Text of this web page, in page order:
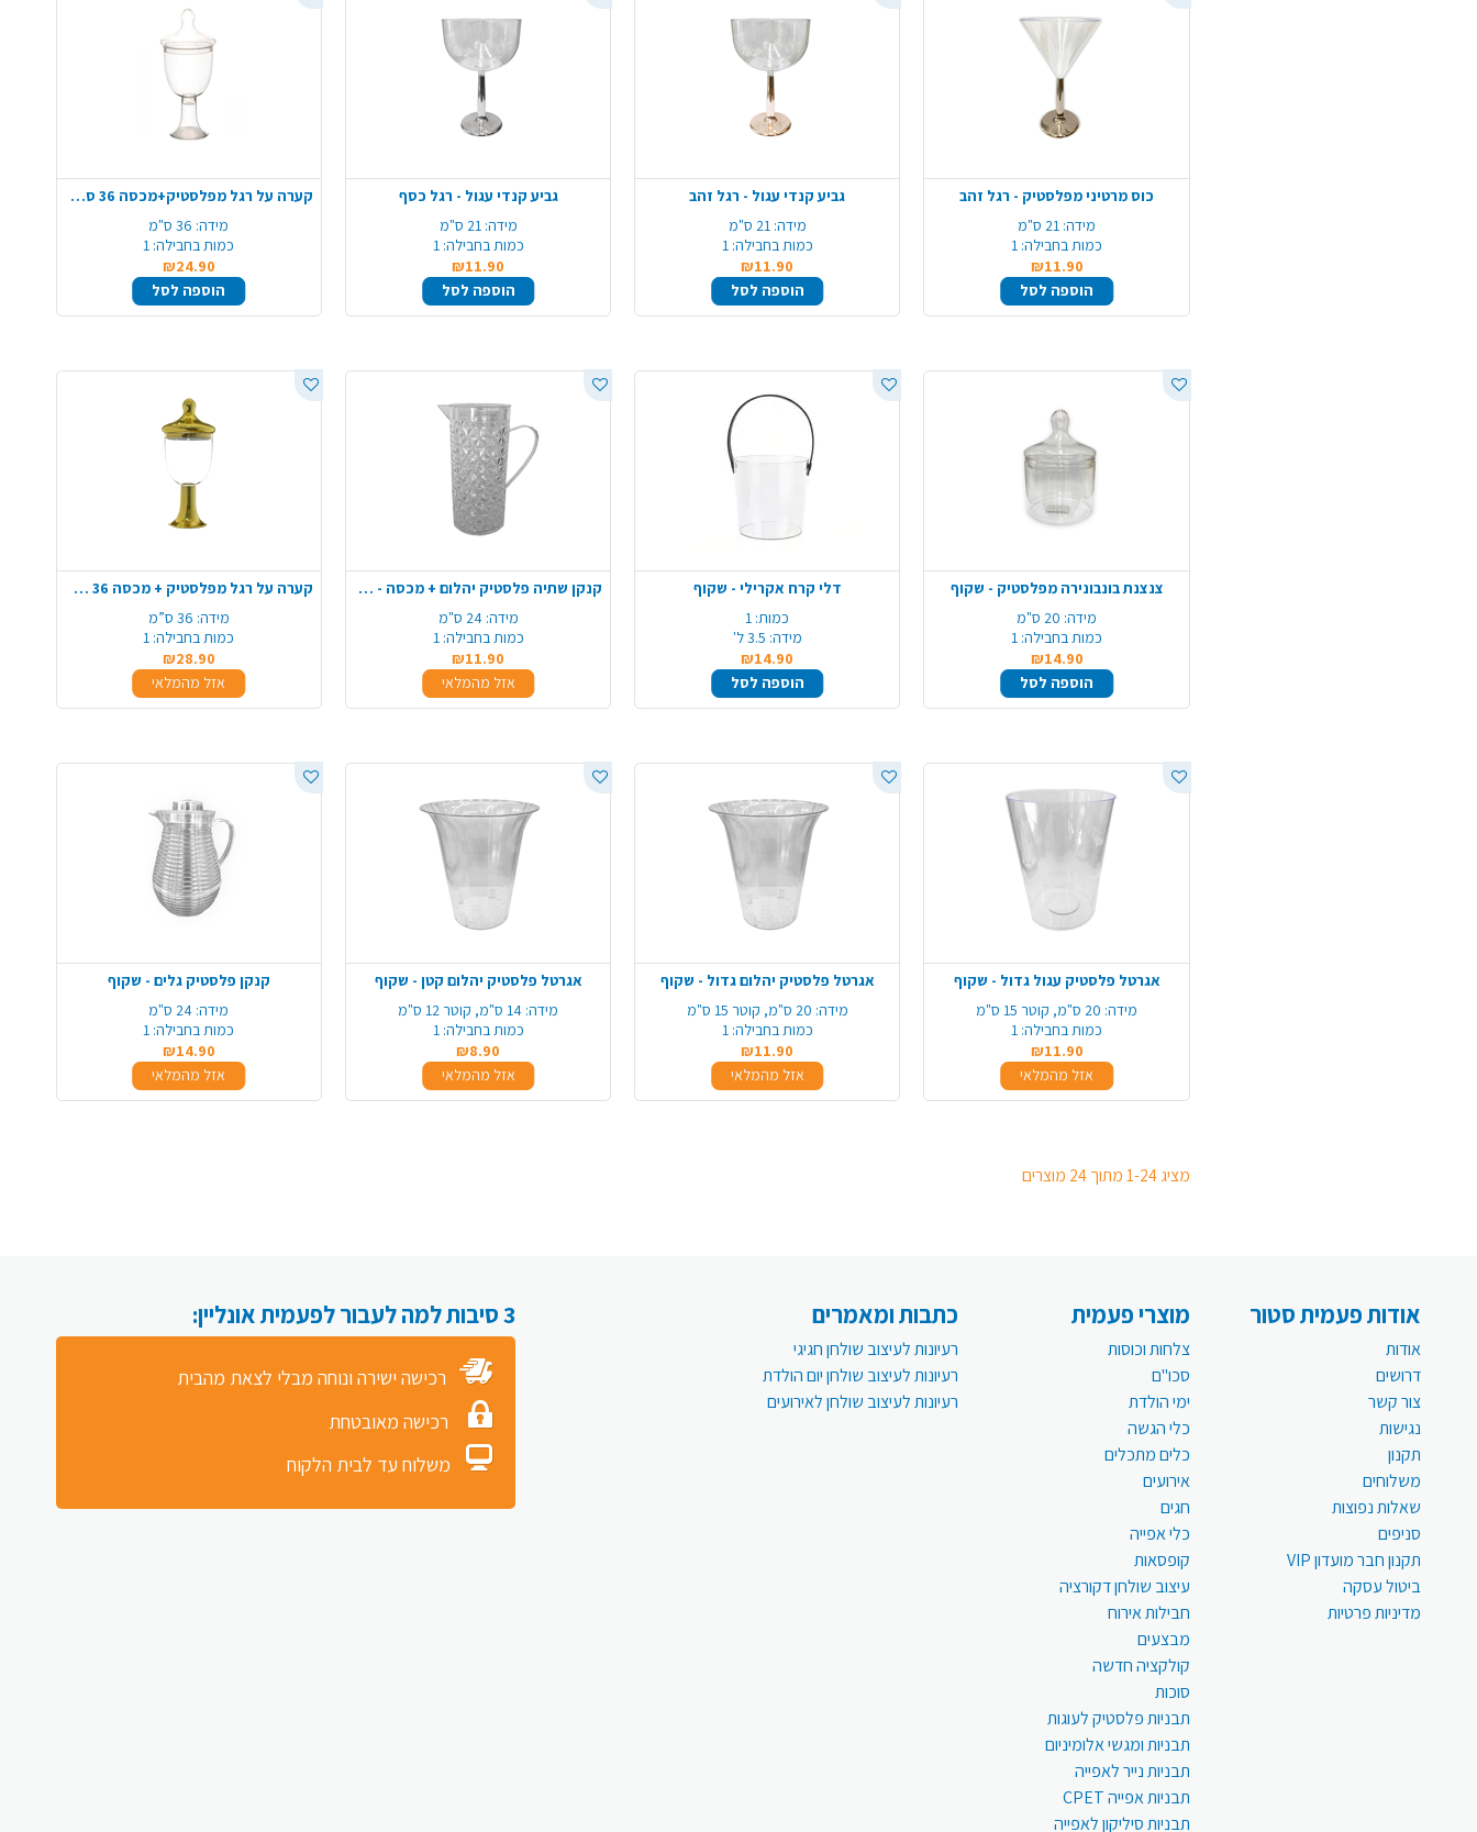
כוס מרטיני מפלסטיק - רגל זהב
מידה: 21 ס"מ
כמות בחבילה: 1
₪11.90
הוספה לסל
גביע קנדי עגול - רגל זהב
מידה: 21 ס"מ
כמות בחבילה: 1
₪11.90
הוספה לסל
גביע קנדי עגול - רגל כסף
מידה: 21 ס"מ
כמות בחבילה: 1
₪11.90
הוספה לסל
קערה על רגל מפלסטיק+מכסה 36 ס"מ - שקוף
מידה: 36 ס"מ
כמות בחבילה: 1
₪24.90
הוספה לסל
צנצנת בונבונירה מפלסטיק - שקוף
מידה: 20 ס"מ
כמות בחבילה: 1
₪14.90
הוספה לסל
דלי קרח אקרילי - שקוף
כמות: 1
מידה: 3.5 ל'
₪14.90
הוספה לסל
קנקן שתיה פלסטיק יהלום + מכסה - שקוף
מידה: 24 ס"מ
כמות בחבילה: 1
₪11.90
אזל מהמלאי
קערה על רגל מפלסטיק + מכסה 36 ס"מ - שקוף רגל זהב
מידה: 36 ס”מ
כמות בחבילה: 1
₪28.90
אזל מהמלאי
אגרטל פלסטיק עגול גדול - שקוף
מידה: 20 ס"מ, קוטר 15 ס"מ
כמות בחבילה: 1
₪11.90
אזל מהמלאי
אגרטל פלסטיק יהלום גדול - שקוף
מידה: 20 ס"מ, קוטר 15 ס"מ
כמות בחבילה: 1
₪11.90
אזל מהמלאי
אגרטל פלסטיק יהלום קטן - שקוף
מידה: 14 ס"מ, קוטר 12 ס"מ
כמות בחבילה: 1
₪8.90
אזל מהמלאי
קנקן פלסטיק גלים - שקוף
מידה: 24 ס"מ
כמות בחבילה: 1
₪14.90
אזל מהמלאי
מציג 1-24 מתוך 24 מוצרים
אודות פעמית סטור
אודות
דרושים
צור קשר
נגישות
תקנון
משלוחים
שאלות נפוצות
סניפים
תקנון חבר מועדון VIP
ביטול עסקה
מדיניות פרטיות
מוצרי פעמית
צלחות וכוסות
סכו"ם
ימי הולדת
כלי הגשה
כלים מתכלים
אירועים
חגים
כלי אפייה
קופסאות
עיצוב שולחן דקורציה
חבילות אירוח
מבצעים
קולקציה חדשה
סוכות
תבניות פלסטיק לעוגות
תבניות ומגשי אלומיניום
תבניות נייר לאפייה
תבניות אפייה CPET
תבניות סיליקון לאפייה
כתבות ומאמרים
רעיונות לעיצוב שולחן חגיגי
רעיונות לעיצוב שולחן יום הולדת
רעיונות לעיצוב שולחן לאירועים
3 סיבות למה לעבור לפעמית אונליין:
רכישה ישירה ונוחה מבלי לצאת מהבית
רכישה מאובטחת
משלוח עד לבית הלקוח